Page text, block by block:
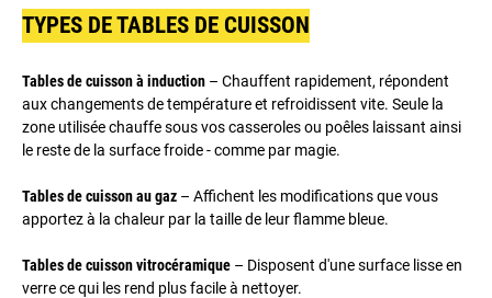
TYPES DE TABLES DE CUISSON
Tables de cuisson à induction – Chauffent rapidement, répondent
aux changements de température et refroidissent vite. Seule la
zone utilisée chauffe sous vos casseroles ou poêles laissant ainsi
le reste de la surface froide - comme par magie.
Tables de cuisson au gaz – Affichent les modifications que vous
apportez à la chaleur par la taille de leur flamme bleue.
Tables de cuisson vitrocéramique – Disposent d'une surface lisse en
verre ce qui les rend plus facile à nettoyer.